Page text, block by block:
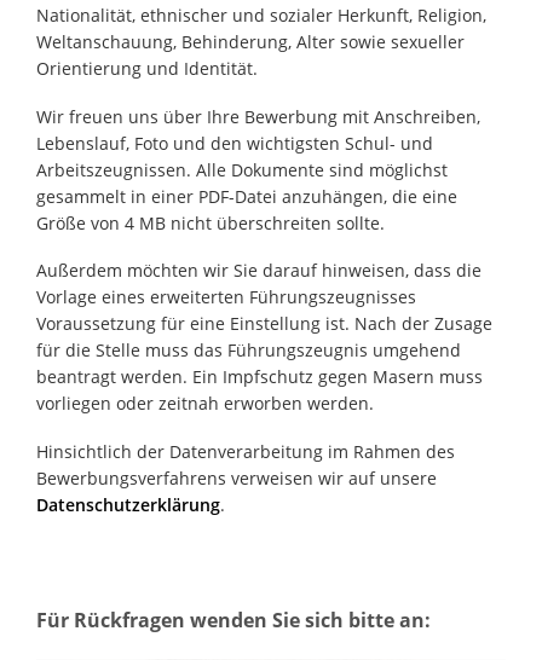
Nationalität, ethnischer und sozialer Herkunft, Religion,
Weltanschauung, Behinderung, Alter sowie sexueller
Orientierung und Identität.
Wir freuen uns über Ihre Bewerbung mit Anschreiben,
Lebenslauf, Foto und den wichtigsten Schul- und
Arbeitszeugnissen. Alle Dokumente sind möglichst
gesammelt in einer PDF-Datei anzuhängen, die eine
Größe von 4 MB nicht überschreiten sollte.
Außerdem möchten wir Sie darauf hinweisen, dass die
Vorlage eines erweiterten Führungszeugnisses
Voraussetzung für eine Einstellung ist. Nach der Zusage
für die Stelle muss das Führungszeugnis umgehend
beantragt werden. Ein Impfschutz gegen Masern muss
vorliegen oder zeitnah erworben werden.
Hinsichtlich der Datenverarbeitung im Rahmen des
Bewerbungsverfahrens verweisen wir auf unsere
Datenschutzerklärung.
Für Rückfragen wenden Sie sich bitte an: